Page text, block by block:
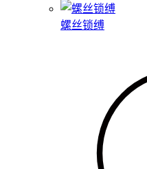
螺丝锁缚